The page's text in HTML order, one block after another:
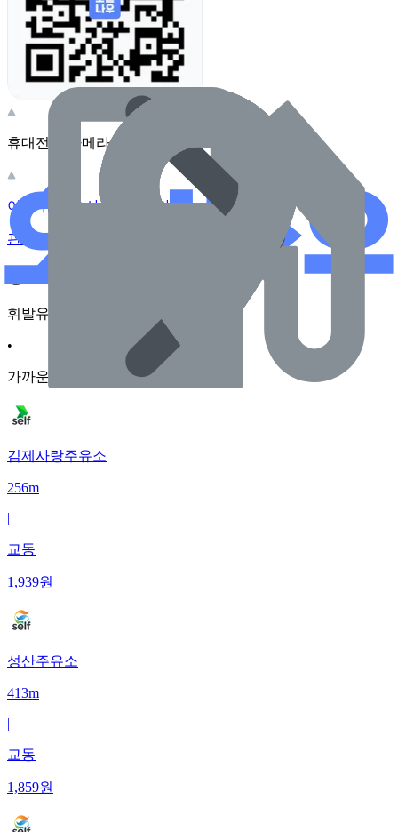
휴대전화 카메라로 찍어보세요
이 주유소의 사장님이신가요?
관리하기
휘발유
•
가까운순
김제사랑주유소
256m
|
교동
1,939원
성산주유소
413m
|
교동
1,859원